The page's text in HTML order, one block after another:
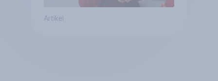
Artikel